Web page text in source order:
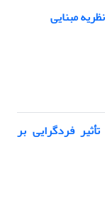
مبنایی
فردگرایی بر